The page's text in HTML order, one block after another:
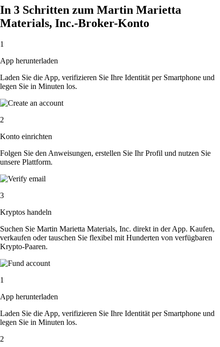
In 3 Schritten zum Martin Marietta
Materials, Inc.-Broker-Konto
1
App herunterladen
Laden Sie die App, verifizieren Sie Ihre Identität per Smartphone und
legen Sie in Minuten los.
2
Konto einrichten
Folgen Sie den Anweisungen, erstellen Sie Ihr Profil und nutzen Sie
unsere Plattform.
3
Kryptos handeln
Suchen Sie Martin Marietta Materials, Inc. direkt in der App. Kaufen,
verkaufen oder tauschen Sie flexibel mit Hunderten von verfügbaren
Krypto-Paaren.
1
App herunterladen
Laden Sie die App, verifizieren Sie Ihre Identität per Smartphone und
legen Sie in Minuten los.
2